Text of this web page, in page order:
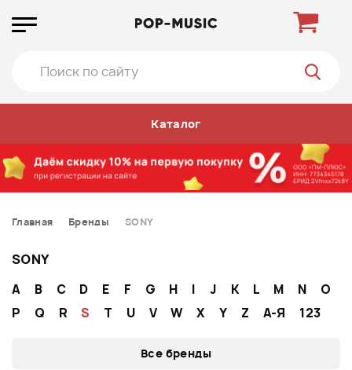
Каталог
Главная Бренды SONY
SONY
A B C D E F G H I J K L M N
O
P
Q R S T U V W X Y Z А-Я 123
Все бренды